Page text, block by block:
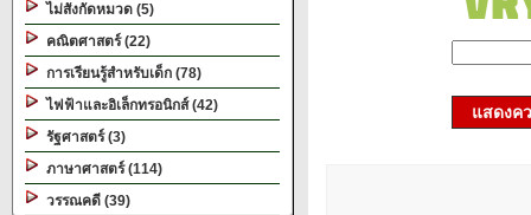
ไม่สังกัดหมวด (5)
คณิตศาสตร์ (22)
การเรียนรู้สำหรับเด็ก (78)
ไฟฟ้าและอิเล็กทรอนิกส์ (42)
รัฐศาสตร์ (3)
ภาษาศาสตร์ (114)
วรรณคดี (39)
แสดงค